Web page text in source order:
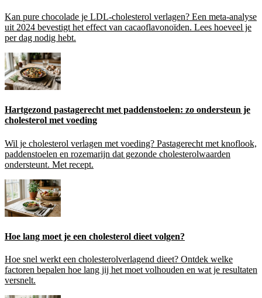
Kan pure chocolade je LDL-cholesterol verlagen? Een meta-analyse
uit 2024 bevestigt het effect van cacaoflavonoïden. Lees hoeveel je
per dag nodig hebt.
Hartgezond pastagerecht met paddenstoelen: zo ondersteun je
cholesterol met voeding
Wil je cholesterol verlagen met voeding? Pastagerecht met knoflook,
paddenstoelen en rozemarijn dat gezonde cholesterolwaarden
ondersteunt. Met recept.
Hoe lang moet je een cholesterol dieet volgen?
Hoe snel werkt een cholesterolverlagend dieet? Ontdek welke
factoren bepalen hoe lang jij het moet volhouden en wat je resultaten
versnelt.